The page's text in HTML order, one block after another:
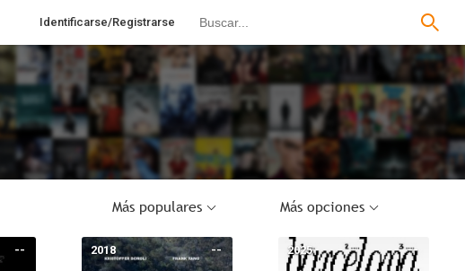
Identificarse/Registrarse
Más populares Más opciones
-- --
2018 --
2025